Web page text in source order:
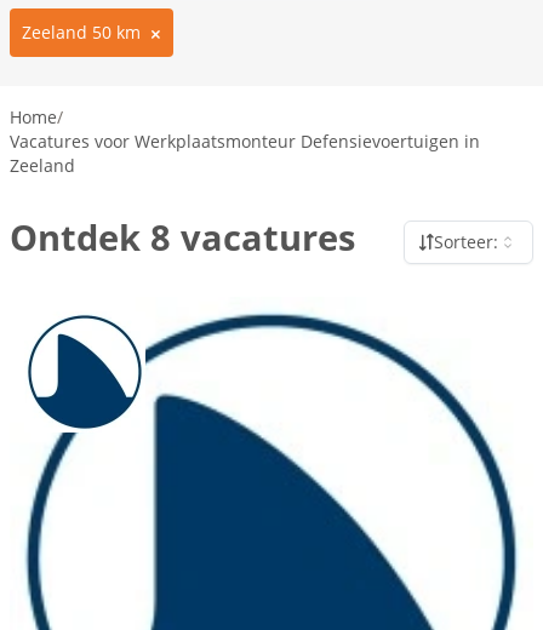
Zeeland 50 km
Home/
Vacatures voor Werkplaatsmonteur Defensievoertuigen in
Zeeland
Ontdek 8 vacatures Sorteer: